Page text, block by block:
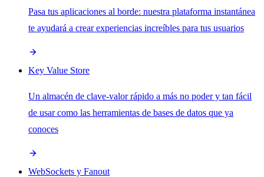
Pasa tus aplicaciones al borde: nuestra plataforma instantánea
te ayudará a crear experiencias increíbles para tus usuarios
Key Value Store
Un almacén de clave-valor rápido a más no poder y tan fácil
de usar como las herramientas de bases de datos que ya
conoces
WebSockets y Fanout